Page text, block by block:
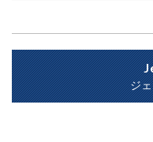
ジ